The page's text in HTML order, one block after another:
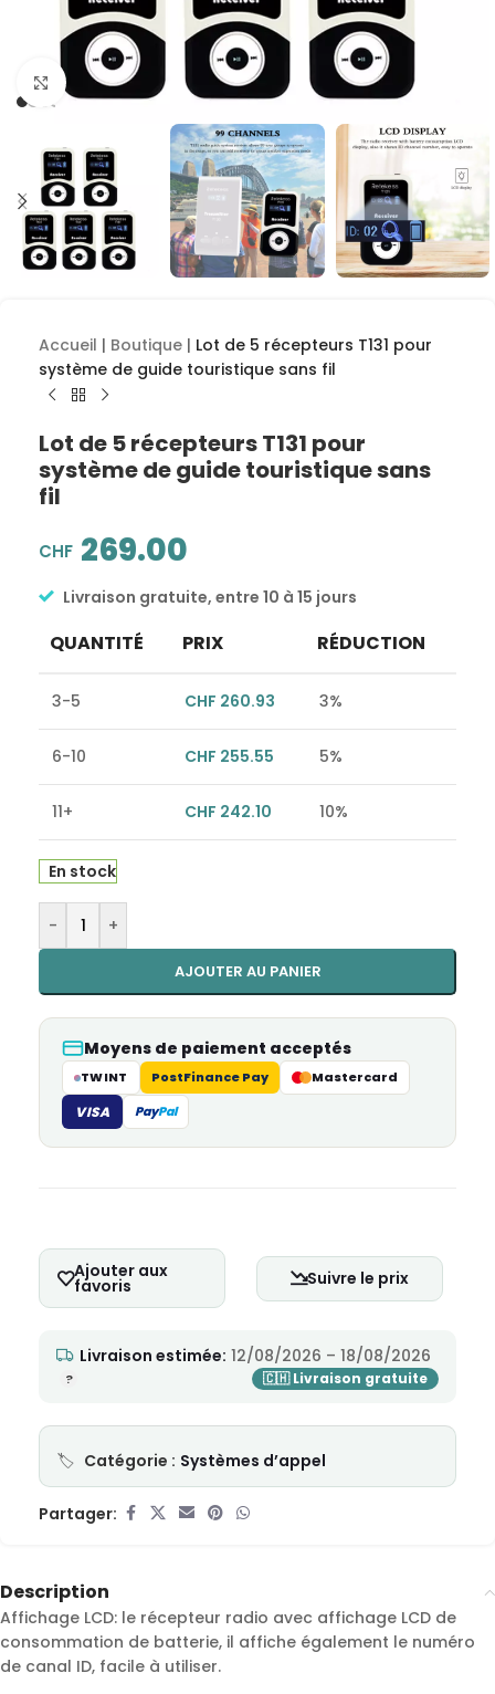
Cliquez pour agrandir
Accueil | Boutique | Lot de 5 récepteurs T131 pour
système de guide touristique sans fil
Lot de 5 récepteurs T131 pour
système de guide touristique sans
fil
CHF 269.00
Livraison gratuite, entre 10 à 15 jours
QUANTITÉ PRIX RÉDUCTION
3-5 CHF 260.93 3%
6-10 CHF 255.55 5%
11+ CHF 242.10 10%
En stock
- +
AJOUTER AU PANIER
Alternative:
Moyens de paiement acceptés
TWINT PostFinance Pay Mastercard
VISA PayPal
Ajouter aux
favoris Suivre le prix
Livraison estimée: 12/08/2026 – 18/08/2026
Catégorie : Systèmes d’appel
Partager:
Description
Affichage LCD: le récepteur radio avec affichage LCD de
consommation de batterie, il affiche également le numéro
de canal ID, facile à utiliser.